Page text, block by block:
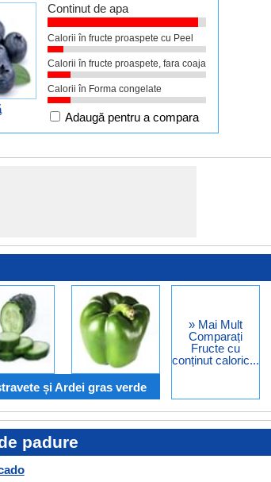
Continut de apa
Calorii în fructe proaspete cu Peel
Calorii în fructe proaspete, fara coaja
Calorii în Forma congelate
Adaugă pentru a compara
și Ardei gras verde
» Mai Mult
Comparați
Fructe cu
conținut caloric...
padure